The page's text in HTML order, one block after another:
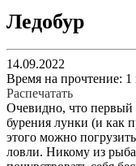
Ледобур
14.09.2022
Время на прочтение:
Распечатать
Очевидно, что первый
бурения лунки (и как
этого можно
ловли. Никому из